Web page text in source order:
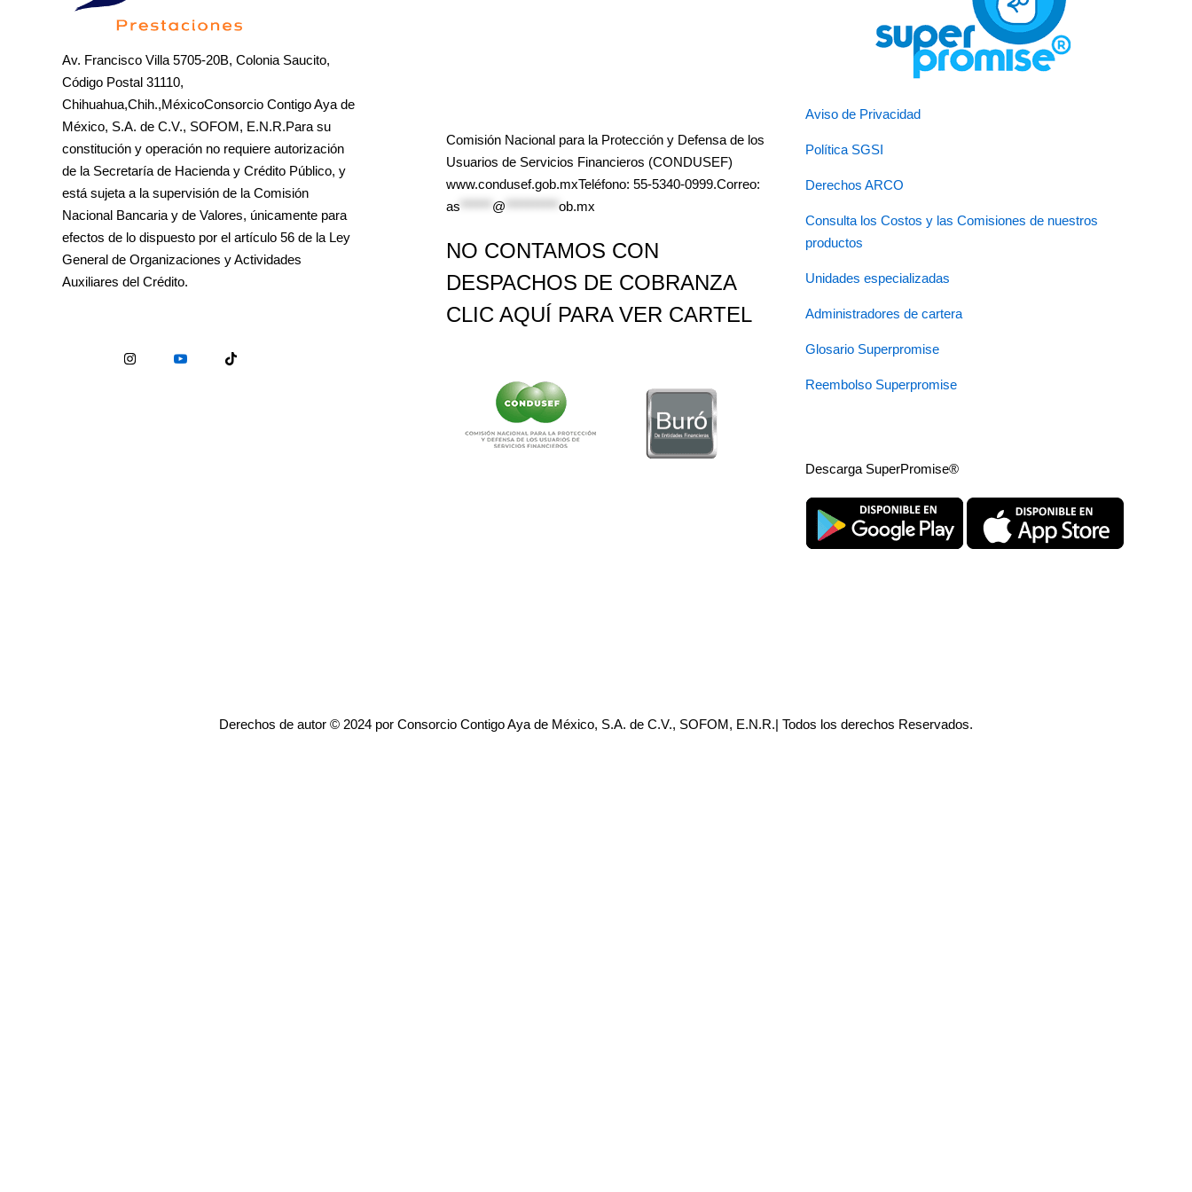
Av. Francisco Villa 5705-20B, Colonia Saucito,
Código Postal 31110,
Chihuahua,Chih.,MéxicoConsorcio Contigo Aya de
México, S.A. de C.V., SOFOM, E.N.R.Para su
constitución y operación no requiere autorización
de la Secretaría de Hacienda y Crédito Público, y
está sujeta a la supervisión de la Comisión
Nacional Bancaria y de Valores, únicamente para
efectos de lo dispuesto por el artículo 56 de la Ley
General de Organizaciones y Actividades
Auxiliares del Crédito.
Comisión Nacional para la Protección y Defensa de los
Usuarios de Servicios Financieros (CONDUSEF)
www.condusef.gob.mxTeléfono: 55-5340-0999.Correo:
as
@ ob.mx
NO CONTAMOS CON
DESPACHOS DE COBRANZA
CLIC AQUÍ PARA VER CARTEL
Aviso de Privacidad
Política SGSI
Derechos ARCO
Consulta los Costos y las Comisiones de nuestros
productos
Unidades especializadas
Administradores de cartera
Glosario Superpromise
Reembolso Superpromise
Descarga SuperPromise®
Derechos de autor © 2024 por Consorcio Contigo Aya de México, S.A. de C.V., SOFOM, E.N.R.| Todos los derechos Reservados.